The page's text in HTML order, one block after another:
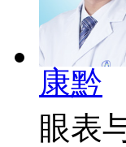
康黔
眼表